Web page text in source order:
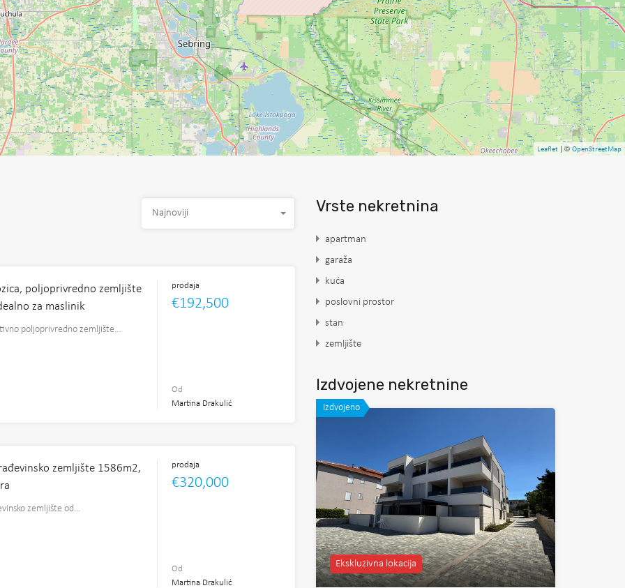
Leaflet | ©OpenStreetMap
Najnoviji
poljoprivredno zemljište
za maslinik
poljoprivredno zemljište…
prodaja
€192,500
Od
Martina Drakulić
zemljište 1586m2,
zemljište od…
prodaja
€320,000
Od
Martina Drakulić
Vrste nekretnina
apartman
garaža
kuća
poslovni prostor
stan
zemljište
Izdvojene nekretnine
Izdvojeno
Ekskluzivna lokacija